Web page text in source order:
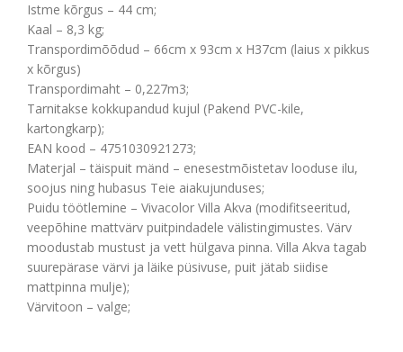
Istme kõrgus – 44 cm;
Kaal – 8,3 kg;
Transpordimõõdud – 66cm x 93cm x H37cm (laius x pikkus
x kõrgus)
Transpordimaht – 0,227m3;
Tarnitakse kokkupandud kujul (Pakend PVC-kile,
kartongkarp);
EAN kood – 4751030921273;
Materjal – täispuit mänd – enesestmõistetav looduse ilu,
soojus ning hubasus Teie aiakujunduses;
Puidu töötlemine – Vivacolor Villa Akva (modifitseeritud,
veepõhine mattvärv puitpindadele välistingimustes. Värv
moodustab mustust ja vett hülgava pinna. Villa Akva tagab
suurepärase värvi ja läike püsivuse, puit jätab siidise
mattpinna mulje);
Värvitoon – valge;